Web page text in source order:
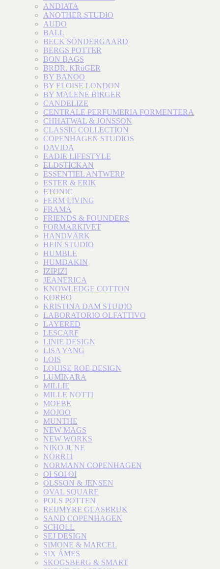
ANDIATA
ANOTHER STUDIO
AUDO
BALL
BECK SÖNDERGAARD
BERGS POTTER
BON BAGS
BRDR. KRüGER
BY BANOO
BY ELOISE LONDON
BY MALENE BIRGER
CANDELIZE
CENTRALE PERFUMERIA FORMENTERA
CHHATWAL & JONSSON
CLASSIC COLLECTION
COPENHAGEN STUDIOS
DAVIDA
EADIE LIFESTYLE
ELDSTICKAN
ESSENTIEL ANTWERP
ESTER & ERIK
ETONIC
FERM LIVING
FRAMA
FRIENDS & FOUNDERS
FORMARKIVET
HANDVÄRK
HEIN STUDIO
HUMBLE
HUMDAKIN
IZIPIZI
JEANERICA
KNOWLEDGE COTTON
KORBO
KRISTINA DAM STUDIO
LABORATORIO OLFATTIVO
LAYERED
LESCARF
LINIE DESIGN
LISA YANG
LOIS
LOUISE ROE DESIGN
LUMINARA
MILLIE
MILLE NOTTI
MOEBE
MOJOO
MUNTHE
NEW MAGS
NEW WORKS
NIKO JUNE
NORR11
NORMANN COPENHAGEN
OI SOI OI
OLSSON & JENSEN
OVAL SQUARE
POLS POTTEN
REIJMYRE GLASBRUK
SAND COPENHAGEN
SCHOLL
SEJ DESIGN
SIMONE & MARCEL
SIX ÁMES
SKOGSBERG & SMART